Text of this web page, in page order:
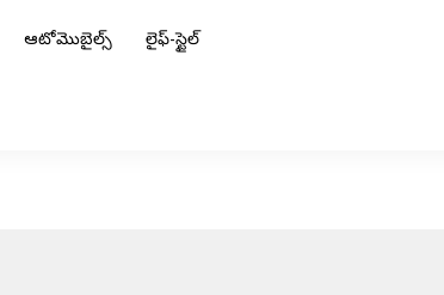
ఆటోమొబైల్స్ లైఫ్-స్టైల్